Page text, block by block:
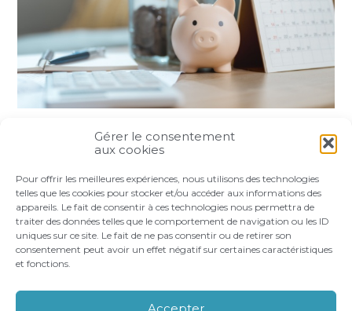
Gérer le consentement
aux cookies
Pour offrir les meilleures expériences, nous utilisons des technologies
telles que les cookies pour stocker et/ou accéder aux informations des
appareils. Le fait de consentir à ces technologies nous permettra de
traiter des données telles que le comportement de navigation ou les ID
uniques sur ce site. Le fait de ne pas consentir ou de retirer son
consentement peut avoir un effet négatif sur certaines caractéristiques
et fonctions.
Accepter
FaceBook
TwitterLinkedIn
Principale
NOS ACCOMPAGNEMENTS